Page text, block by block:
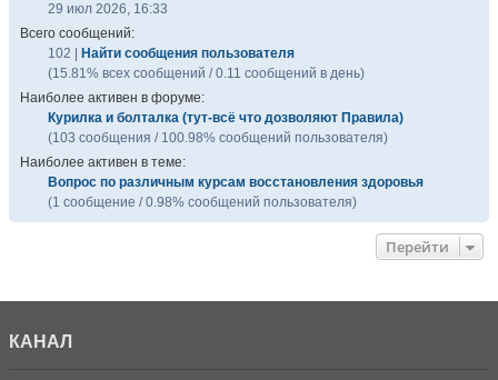
29 июл 2026, 16:33
Всего сообщений:
102 |
Найти сообщения пользователя
(15.81% всех сообщений / 0.11 сообщений в день)
Наиболее активен в форуме:
Курилка и болталка (тут-всё что дозволяют Правила)
(103 сообщения / 100.98% сообщений пользователя)
Наиболее активен в теме:
Вопрос по различным курсам восстановления здоровья
(1 сообщение / 0.98% сообщений пользователя)
Перейти
КАНАЛ